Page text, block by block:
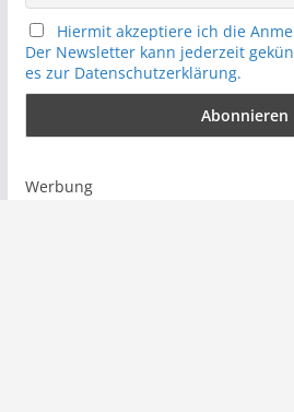
Hiermit akzeptiere ich die
Der Newsletter kann jederzeit
es zur Datenschutzerklärung.
Werbung